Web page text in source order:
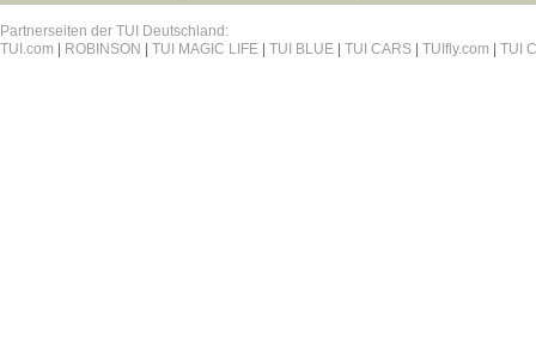
Partnerseiten der TUI Deutschland:
TUI.com
ROBINSON TUI MAGIC LIFE TUI BLUE TUI CARS TUIfly.com TUI